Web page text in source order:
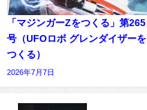
「マジンガーZをつくる」第265
号（UFOロボ グレンダイザーを
つくる）
2026年7月7日